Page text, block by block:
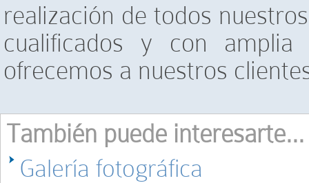
realización de todos
cualificados y con
ofrecemos a nuestros
También puede interesarte...
Galería fotográfica